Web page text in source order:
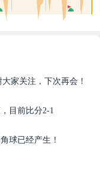
家关注，下次再会！
目前比分2-1
球已经产生！